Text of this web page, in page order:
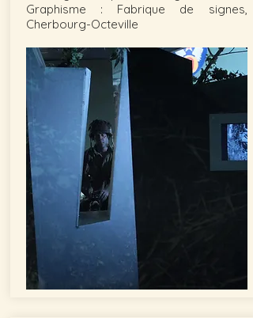
Graphisme : Fabrique de signes,
Cherbourg-Octeville